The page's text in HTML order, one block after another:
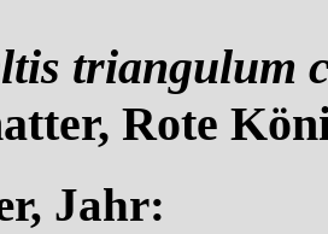
triangulum
Rote
Jahr: